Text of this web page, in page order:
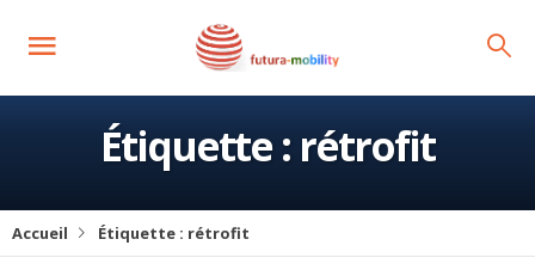
Étiquette :rétrofit
Accueil Étiquette : rétrofit